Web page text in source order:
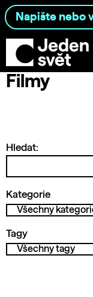
Filmy
Hledat:
Kategorie
Tagy